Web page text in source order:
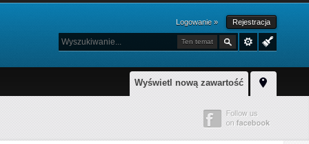
Logowanie » Rejestracja
Ten temat
Wyświetl nową zawartość